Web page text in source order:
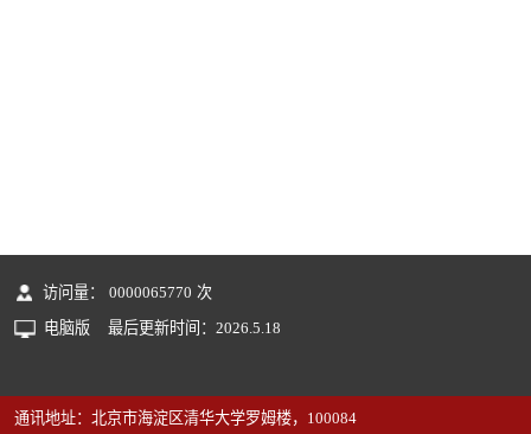
访问量： 0000065770 次
电脑版
最后更新时间： 2026 5 18
通讯地址：北京市海淀区清华大学罗姆楼，100084